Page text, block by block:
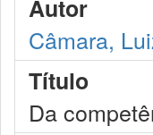
Autor
Câmara,
Título
Da